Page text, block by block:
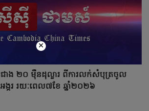
ាង ២០ ម៉ឺនដុល្លារ ពីការលក់សំបុត្រចូល
គរ រយៈពេល៧ខែ ឆ្នាំ២០២៦
×